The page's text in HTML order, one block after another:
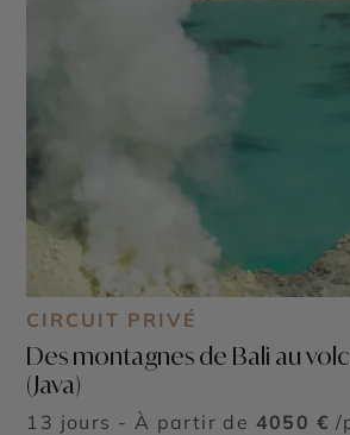
CIRCUIT PRIVÉ
Des montagnes de Bali au
(Java)
13 jours - À partir de 4050 € /